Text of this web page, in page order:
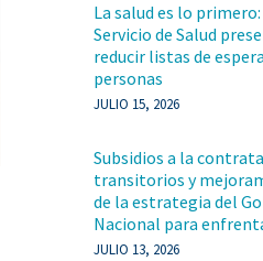
La salud es lo
Servicio de Salud
reducir listas de
personas
JULIO 15, 2026
Subsidios a la
transitorios y
de la estrategia del
Nacional para
JULIO 13, 2026